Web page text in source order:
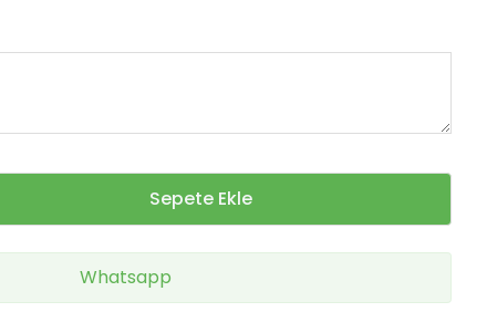
Sepete Ekle
Whatsapp